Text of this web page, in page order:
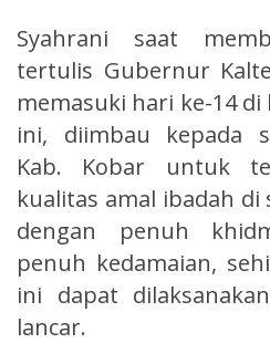
Syahrani saat
tertulis Gubernur
memasuki hari ke-14 di
ini, diimbau kepada
Kab. Kobar untuk
kualitas amal ibadah di
dengan penuh
penuh kedamaian,
ini dapat
lancar.